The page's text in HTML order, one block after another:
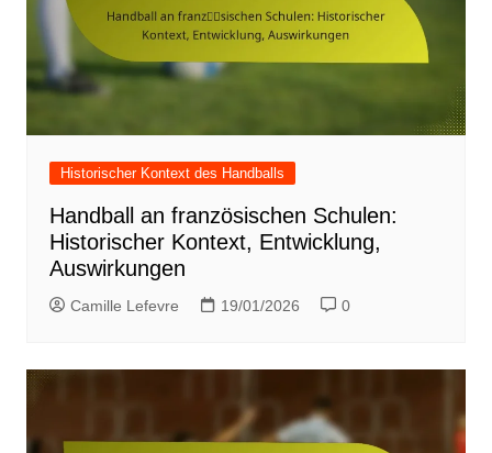
Historischer Kontext des Handballs
Handball an französischen Schulen:
Historischer Kontext, Entwicklung,
Auswirkungen
Camille Lefevre 19/01/2026 0